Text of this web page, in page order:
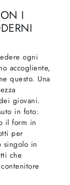
I
ogni
accogliente,
questo. Una
giovani.
in foto:
il form in
per
singolo in
che